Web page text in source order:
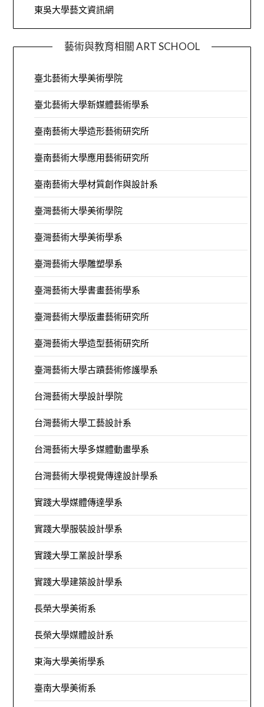
東吳大學藝文資訊網
藝術與教育相關 ART SCHOOL
臺北藝術大學美術學院
臺北藝術大學新媒體藝術學系
臺南藝術大學造形藝術研究所
臺南藝術大學應用藝術研究所
臺南藝術大學材質創作與設計系
臺灣藝術大學美術學院
臺灣藝術大學美術學系
臺灣藝術大學雕塑學系
臺灣藝術大學書畫藝術學系
臺灣藝術大學版畫藝術研究所
臺灣藝術大學造型藝術研究所
臺灣藝術大學古蹟藝術修護學系
台灣藝術大學設計學院
台灣藝術大學工藝設計系
台灣藝術大學多媒體動畫學系
台灣藝術大學視覺傳達設計學系
實踐大學媒體傳達學系
實踐大學服裝設計學系
實踐大學工業設計學系
實踐大學建築設計學系
長榮大學美術系
長榮大學媒體設計系
東海大學美術學系
臺南大學美術系